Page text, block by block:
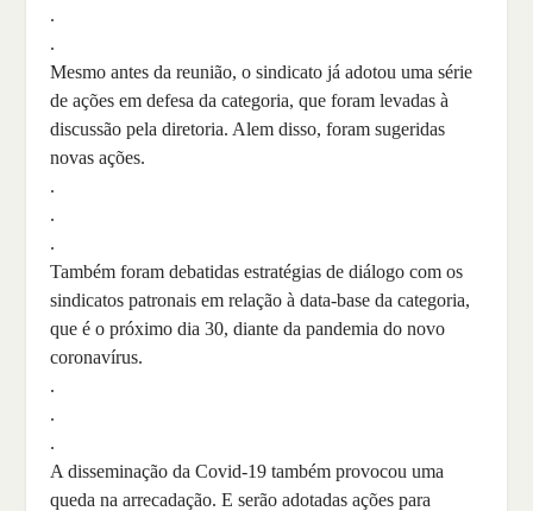
.
.
Mesmo antes da reunião, o sindicato já adotou uma série
de ações em defesa da categoria, que foram levadas à
discussão pela diretoria. Alem disso, foram sugeridas
novas ações.
.
.
.
Também foram debatidas estratégias de diálogo com os
sindicatos patronais em relação à data-base da categoria,
que é o próximo dia 30, diante da pandemia do novo
coronavírus.
.
.
.
A disseminação da Covid-19 também provocou uma
queda na arrecadação. E serão adotadas ações para